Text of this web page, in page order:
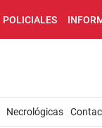
POLICIALES
Necrológicas